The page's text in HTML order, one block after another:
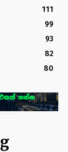
111
99
93
82
80